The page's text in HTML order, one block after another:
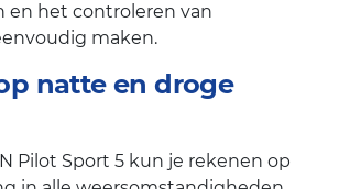
en het controleren van
maken.
natte en droge
Pilot Sport 5 kun je rekenen op